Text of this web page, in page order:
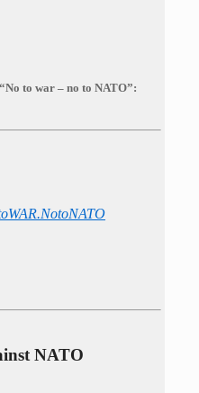
to war – no to NATO”:
NATO